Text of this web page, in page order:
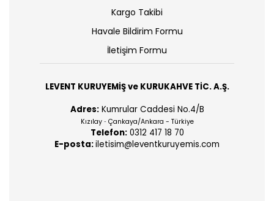
Kargo Takibi
Havale Bildirim Formu
İletişim Formu
LEVENT KURUYEMİŞ ve KURUKAHVE TİC. A.Ş.
Adres:Kumrular Caddesi No.4/B
Kızılay - Çankaya/Ankara - Türkiye
Telefon:0312 417 18 70
E-posta:iletisim@leventkuruyemis.com